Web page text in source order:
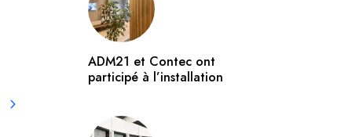
ADM21 et Contec ont
participé à l’installation